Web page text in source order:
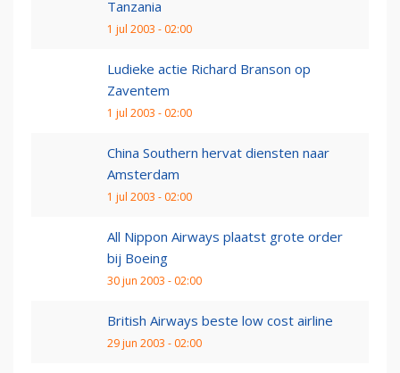
Tanzania
1 jul 2003 - 02:00
Ludieke actie Richard Branson op
Zaventem
1 jul 2003 - 02:00
China Southern hervat diensten naar
Amsterdam
1 jul 2003 - 02:00
All Nippon Airways plaatst grote order
bij Boeing
30 jun 2003 - 02:00
British Airways beste low cost airline
29 jun 2003 - 02:00